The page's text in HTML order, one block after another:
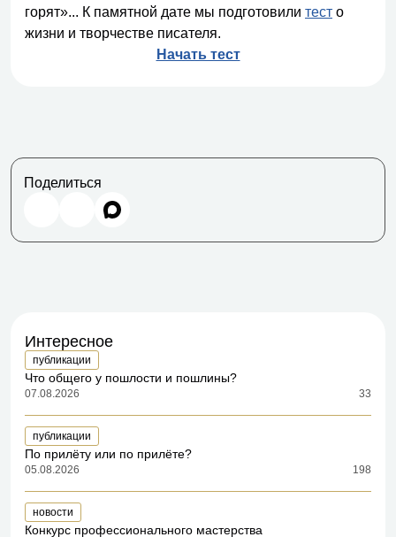
горят»... К памятной дате мы подготовили тест о
жизни и творчестве писателя.
Начать тест
Поделиться
Интересное
публикации
Что общего у пошлости и пошлины?
07.08.2026 33
публикации
По прилёту или по прилёте?
05.08.2026 198
новости
Конкурс профессионального мастерства